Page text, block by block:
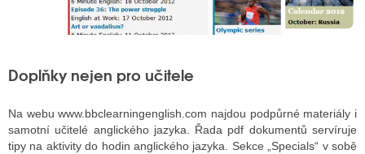
Doplňky nejen pro učitele
Na webu www.bbclearningenglish.com najdou podpůrné materiály i
samotní učitelé anglického jazyka. Řada pdf dokumentů servíruje
tipy na aktivity do hodin anglického jazyka. Sekce „Specials“ v sobě